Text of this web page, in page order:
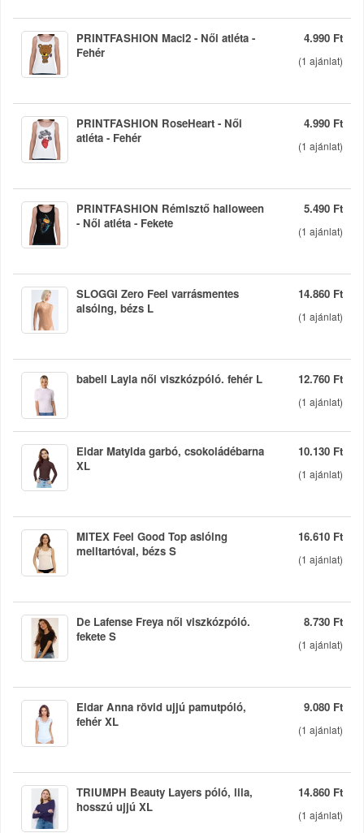
4.990 Ft
(1 ajánlat)
PRINTFASHION Maci2 - Női atléta -
Fehér
4.990 Ft
(1 ajánlat)
PRINTFASHION RoseHeart - Női
atléta - Fehér
5.490 Ft
(1 ajánlat)
PRINTFASHION Rémisztő halloween
- Női atléta - Fekete
14.860 Ft
(1 ajánlat)
SLOGGI Zero Feel varrásmentes
alsóing, bézs L
12.760 Ft
(1 ajánlat)
babell Layla női viszkózpóló. fehér L
10.130 Ft
(1 ajánlat)
Eldar Matylda garbó, csokoládébarna
XL
16.610 Ft
(1 ajánlat)
MITEX Feel Good Top aslóing
melltartóval, bézs S
8.730 Ft
(1 ajánlat)
De Lafense Freya női viszkózpóló.
fekete S
9.080 Ft
(1 ajánlat)
Eldar Anna rövid ujjú pamutpóló,
fehér XL
14.860 Ft
(1 ajánlat)
TRIUMPH Beauty Layers póló, lila,
hosszú ujjú XL